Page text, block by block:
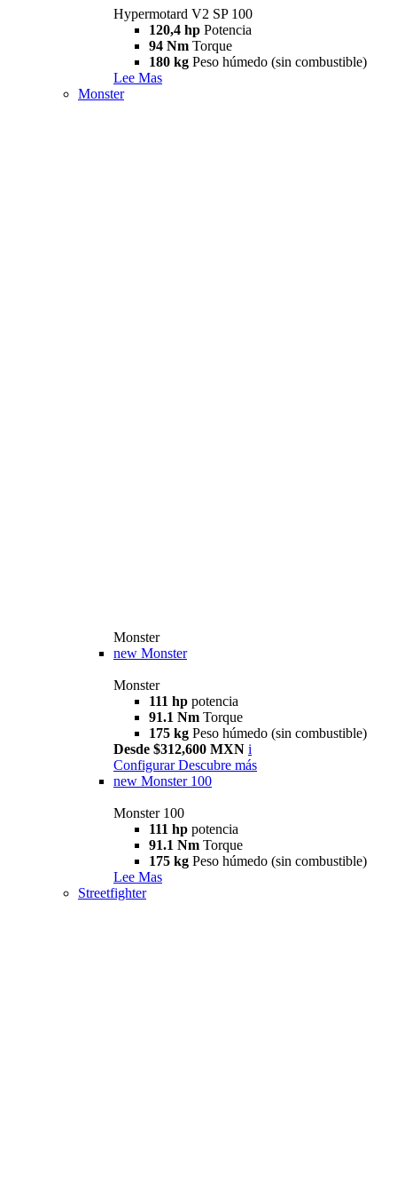
Hypermotard V2 SP 100
120,4 hp Potencia
94 Nm Torque
180 kg Peso húmedo (sin combustible)
Lee Mas
Monster
Monster
new Monster
Monster
111 hp potencia
91.1 Nm Torque
175 kg Peso húmedo (sin combustible)
Desde $312,600 MXN i
Configurar Descubre más
new Monster 100
Monster 100
111 hp potencia
91.1 Nm Torque
175 kg Peso húmedo (sin combustible)
Lee Mas
Streetfighter